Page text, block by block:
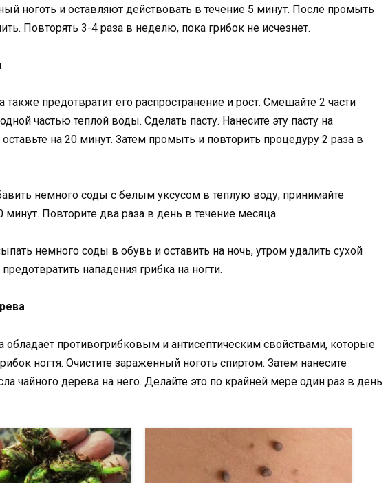
ноготь и оставляют действовать в течение 5 минут. После промыть
Повторять 3-4 раза в неделю, пока грибок не исчезнет.
также предотвратит его распространение и рост. Смешайте 2 части
частью теплой воды. Сделать пасту. Нанесите эту пасту на
на 20 минут. Затем промыть и повторить процедуру 2 раза в
немного соды с белым уксусом в теплую воду, принимайте
минут. Повторите два раза в день в течение месяца.
немного соды в обувь и оставить на ночь, утром удалить сухой
нападения грибка на ногти.
обладает противогрибковым и антисептическим свойствами, которые
ногтя. Очистите зараженный ноготь спиртом. Затем нанесите
чайного дерева на него. Делайте это по крайней мере один раз в день